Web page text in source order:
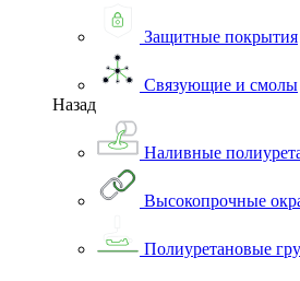
Защитные покрытия
Связующие и смолы
Назад
Наливные
Высокопрочные
Полиуретановые